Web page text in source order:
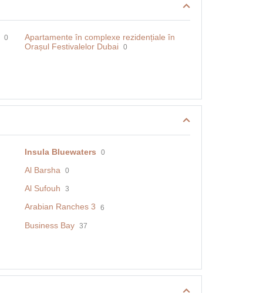
0
Apartamente în complexe rezidențiale în
Orașul Festivalelor Dubai
0
Insula Bluewaters 0
Al Barsha 0
Al Sufouh 3
Arabian Ranches 3 6
Business Bay 37